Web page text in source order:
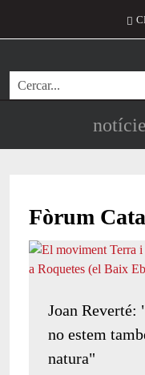
Cerca
Fòrum
Joan Reverté:
no estem
natura"